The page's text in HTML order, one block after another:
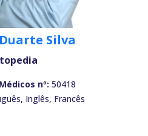
Silva
nº: 50418
Inglês, Francês